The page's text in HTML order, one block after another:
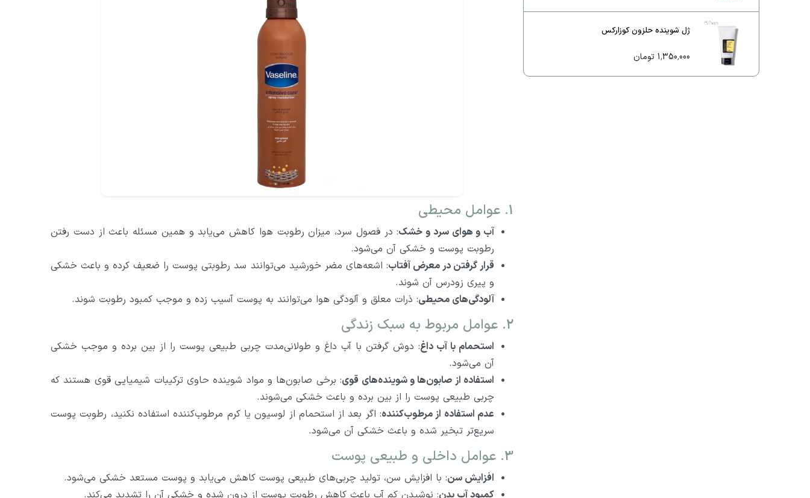
ژل شوینده حلزون کوزارکس
1,350,000 تومان
1. عوامل محیطی
آب و هوای سرد و خشک: در فصول سرد، میزان رطوبت هوا کاهش می‌یابد و همین مسئله باعث از دست رفتن
رطوبت پوست و خشکی آن می‌شود.
قرار گرفتن در معرض آفتاب: اشعه‌های مضر خورشید می‌توانند سد رطوبتی پوست را ضعیف کرده و باعث خشکی
و پیری زودرس آن شوند.
آلودگی‌های محیطی: ذرات معلق و آلودگی هوا می‌توانند به پوست آسیب زده و موجب کمبود رطوبت شوند.
2. عوامل مربوط به سبک زندگی
استحمام با آب داغ: دوش گرفتن با آب داغ و طولانی‌مدت چربی طبیعی پوست را از بین برده و موجب خشکی
آن می‌شود.
استفاده از صابون‌ها و شوینده‌های قوی: برخی صابون‌ها و مواد شوینده حاوی ترکیبات شیمیایی قوی هستند که
چربی طبیعی پوست را از بین برده و باعث خشکی می‌شوند.
عدم استفاده از مرطوب‌کننده: اگر بعد از استحمام از لوسیون یا کرم مرطوب‌کننده استفاده نکنید، رطوبت پوست
سریع‌تر تبخیر شده و باعث خشکی آن می‌شود.
3. عوامل داخلی و طبیعی پوست
افزایش سن: با افزایش سن، تولید چربی‌های طبیعی پوست کاهش می‌یابد و پوست مستعد خشکی می‌شود.
کمبود آب بدن: نوشیدن کم آب باعث کاهش رطوبت پوست از درون شده و خشکی آن را تشدید می‌کند.